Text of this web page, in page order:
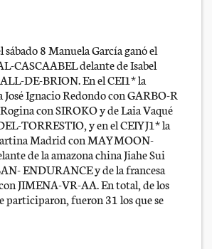
sábado 8 Manuela García ganó el
CASCAABEL delante de Isabel
DE-BRION. En el CEI1* la
Ignacio Redondo con GARBO-R
con SIROKO y de Laia Vaqué
TORRESTIO, y en el CEIYJ1* la
Madrid con MAYMOON-
de la amazona china Jiahe Sui
ENDURANCE y de la francesa
JIMENA-VR-AA. En total, de los
participaron, fueron 31 los que se